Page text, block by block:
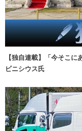
【独自連載】「今そこ
ビニシウス氏